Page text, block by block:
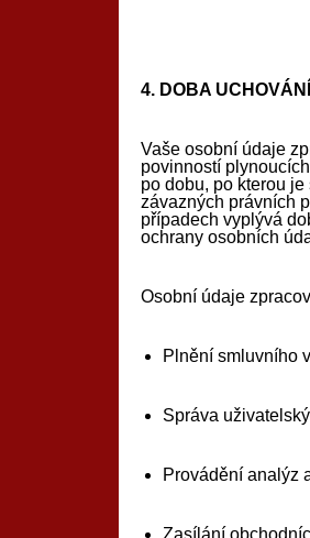
4. DOBA UCHOVÁNÍ
Vaše osobní údaje
povinností
po dobu, po kterou
závazných právních
případech vyplývá
ochrany osobních
Osobní údaje
Plnění smluvního
Správa
Provádění analýz
Zasílání